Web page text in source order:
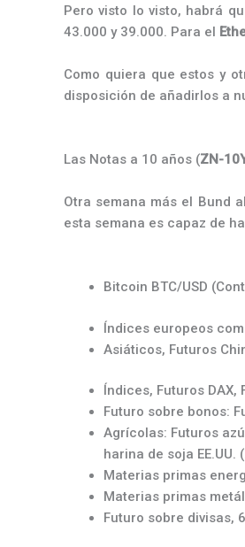
Pero visto lo visto, habrá
43.000 y 39.000. Para el
Como quiera que estos y
disposición de añadirlos a
Las Notas a 10 años (ZN-
Otra semana más el Bund
esta semana es capaz de
Bitcoin BTC/USD
Índices europeos
Asiáticos, Futuros
Índices, Futuros DAX,
Futuro sobre bonos:
Agrícolas: Futuros
harina de soja EE.UU.
Materias primas
Materias primas
Futuro sobre divisas,